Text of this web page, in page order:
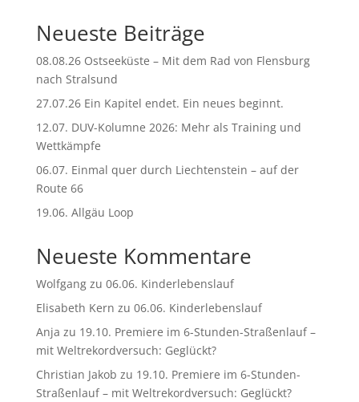
Neueste Beiträge
08.08.26 Ostseeküste – Mit dem Rad von Flensburg
nach Stralsund
27.07.26 Ein Kapitel endet. Ein neues beginnt.
12.07. DUV-Kolumne 2026: Mehr als Training und
Wettkämpfe
06.07. Einmal quer durch Liechtenstein – auf der
Route 66
19.06. Allgäu Loop
Neueste Kommentare
Wolfgangzu 06.06. Kinderlebenslauf
Elisabeth Kern zu 06.06. Kinderlebenslauf
Anja zu 19.10. Premiere im 6-Stunden-Straßenlauf –
mit Weltrekordversuch: Geglückt?
Christian Jakob zu 19.10. Premiere im 6-Stunden-
Straßenlauf – mit Weltrekordversuch: Geglückt?